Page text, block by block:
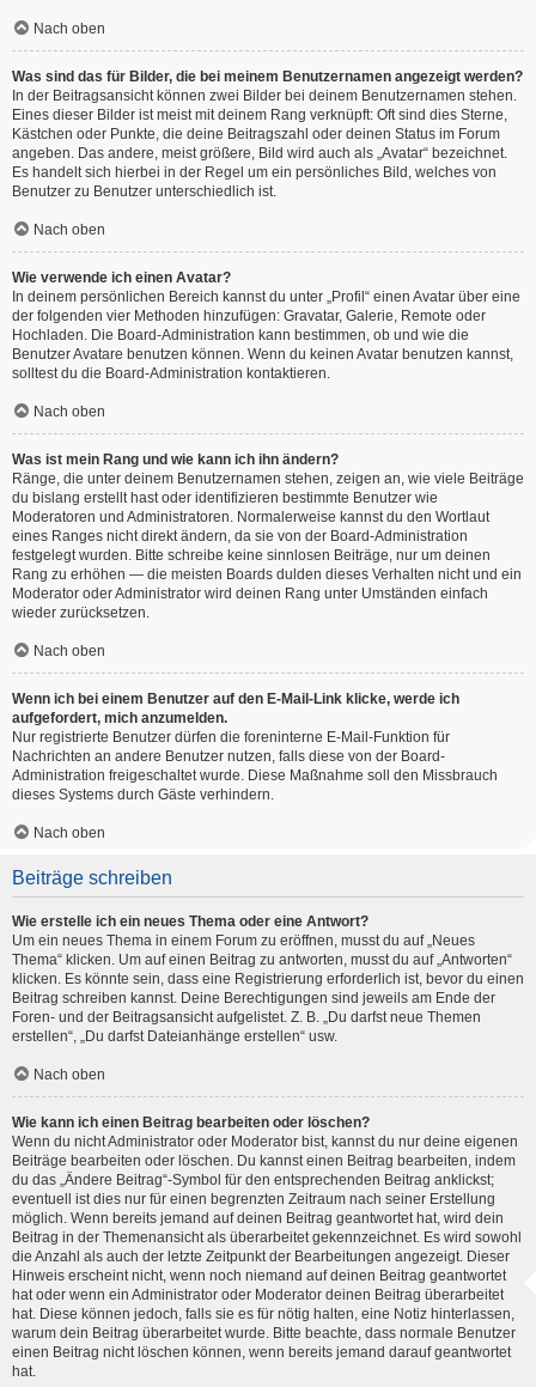
Nach oben
Was sind das für Bilder, die bei meinem Benutzernamen angezeigt werden?
In der Beitragsansicht können zwei Bilder bei deinem Benutzernamen stehen.
Eines dieser Bilder ist meist mit deinem Rang verknüpft: Oft sind dies Sterne,
Kästchen oder Punkte, die deine Beitragszahl oder deinen Status im Forum
angeben. Das andere, meist größere, Bild wird auch als „Avatar“ bezeichnet.
Es handelt sich hierbei in der Regel um ein persönliches Bild, welches von
Benutzer zu Benutzer unterschiedlich ist.
Nach oben
Wie verwende ich einen Avatar?
In deinem persönlichen Bereich kannst du unter „Profil“ einen Avatar über eine
der folgenden vier Methoden hinzufügen: Gravatar, Galerie, Remote oder
Hochladen. Die Board-Administration kann bestimmen, ob und wie die
Benutzer Avatare benutzen können. Wenn du keinen Avatar benutzen kannst,
solltest du die Board-Administration kontaktieren.
Nach oben
Was ist mein Rang und wie kann ich ihn ändern?
Ränge, die unter deinem Benutzernamen stehen, zeigen an, wie viele Beiträge
du bislang erstellt hast oder identifizieren bestimmte Benutzer wie
Moderatoren und Administratoren. Normalerweise kannst du den Wortlaut
eines Ranges nicht direkt ändern, da sie von der Board-Administration
festgelegt wurden. Bitte schreibe keine sinnlosen Beiträge, nur um deinen
Rang zu erhöhen — die meisten Boards dulden dieses Verhalten nicht und ein
Moderator oder Administrator wird deinen Rang unter Umständen einfach
wieder zurücksetzen.
Nach oben
Wenn ich bei einem Benutzer auf den E-Mail-Link klicke, werde ich
aufgefordert, mich anzumelden.
Nur registrierte Benutzer dürfen die foreninterne E-Mail-Funktion für
Nachrichten an andere Benutzer nutzen, falls diese von der Board-
Administration freigeschaltet wurde. Diese Maßnahme soll den Missbrauch
dieses Systems durch Gäste verhindern.
Nach oben
Beiträge schreiben
Wie erstelle ich ein neues Thema oder eine Antwort?
Um ein neues Thema in einem Forum zu eröffnen, musst du auf „Neues
Thema“ klicken. Um auf einen Beitrag zu antworten, musst du auf „Antworten“
klicken. Es könnte sein, dass eine Registrierung erforderlich ist, bevor du einen
Beitrag schreiben kannst. Deine Berechtigungen sind jeweils am Ende der
Foren- und der Beitragsansicht aufgelistet. Z. B. „Du darfst neue Themen
erstellen“, „Du darfst Dateianhänge erstellen“ usw.
Nach oben
Wie kann ich einen Beitrag bearbeiten oder löschen?
Wenn du nicht Administrator oder Moderator bist, kannst du nur deine eigenen
Beiträge bearbeiten oder löschen. Du kannst einen Beitrag bearbeiten, indem
du das „Ändere Beitrag“-Symbol für den entsprechenden Beitrag anklickst;
eventuell ist dies nur für einen begrenzten Zeitraum nach seiner Erstellung
möglich. Wenn bereits jemand auf deinen Beitrag geantwortet hat, wird dein
Beitrag in der Themenansicht als überarbeitet gekennzeichnet. Es wird sowohl
die Anzahl als auch der letzte Zeitpunkt der Bearbeitungen angezeigt. Dieser
Hinweis erscheint nicht, wenn noch niemand auf deinen Beitrag geantwortet
hat oder wenn ein Administrator oder Moderator deinen Beitrag überarbeitet
hat. Diese können jedoch, falls sie es für nötig halten, eine Notiz hinterlassen,
warum dein Beitrag überarbeitet wurde. Bitte beachte, dass normale Benutzer
einen Beitrag nicht löschen können, wenn bereits jemand darauf geantwortet
hat.